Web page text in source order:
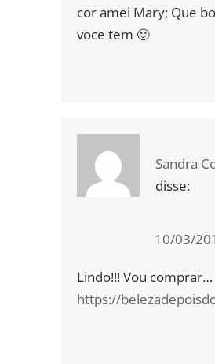
cor amei Mary; Que
voce tem 🙂
Sandra
disse:
10/03/
Lindo!!! Vou comprar…
https://